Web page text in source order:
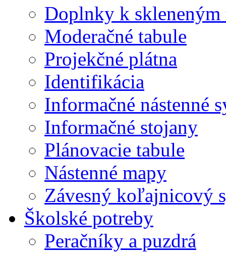
Doplnky k skleneným
Moderačné tabule
Projekčné plátna
Identifikácia
Informačné nástenné
Informačné stojany
Plánovacie tabule
Nástenné mapy
Závesný koľajnicový
Školské potreby
Peračníky a puzdrá